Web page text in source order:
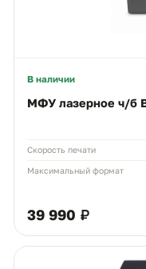
В наличии
МФУ лазерное ч/б
Скорость печати
Максимальный формат
39 990 ₽